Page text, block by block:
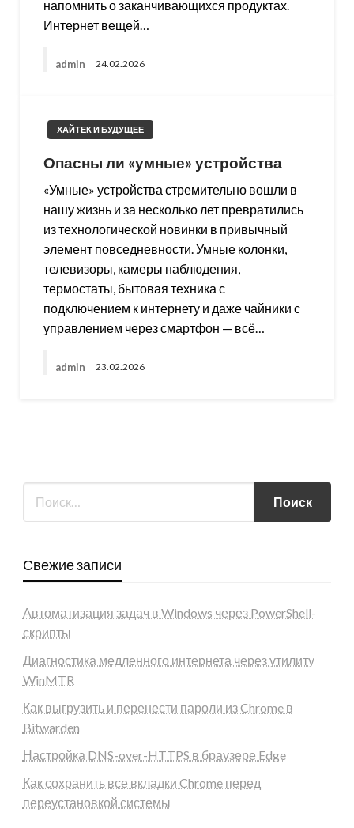
напомнить о заканчивающихся продуктах.
Интернет вещей…
admin 24.02.2026
ХАЙТЕК И БУДУЩЕЕ
Опасны ли «умные» устройства
«Умные» устройства стремительно вошли в
нашу жизнь и за несколько лет превратились
из технологической новинки в привычный
элемент повседневности. Умные колонки,
телевизоры, камеры наблюдения,
термостаты, бытовая техника с
подключением к интернету и даже чайники с
управлением через смартфон — всё…
admin 23.02.2026
Свежие записи
Автоматизация задач в Windows через PowerShell-
скрипты
Диагностика медленного интернета через утилиту
WinMTR
Как выгрузить и перенести пароли из Chrome в
Bitwarden
Настройка DNS-over-HTTPS в браузере Edge
Как сохранить все вкладки Chrome перед
переустановкой системы